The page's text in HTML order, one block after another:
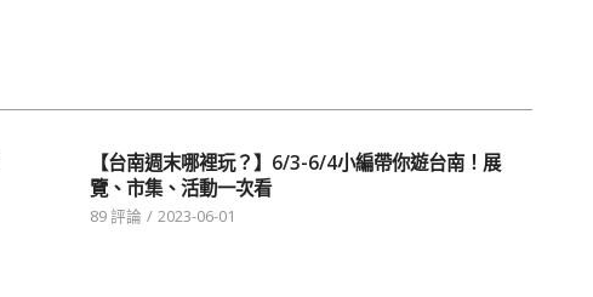
【台南週末哪裡玩？】6/3-6/4小編帶你遊台南！展
覽、市集、活動一次看
89 評論 / 2023-06-01